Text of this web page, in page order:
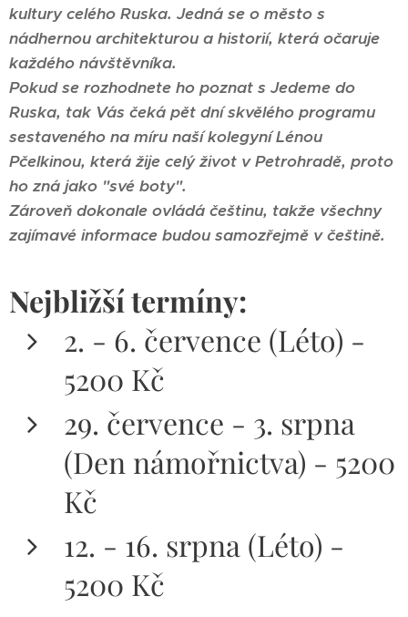
kultury celého Ruska. Jedná se o město s
nádhernou architekturou a historií, která očaruje
každého návštěvníka.
Pokud se rozhodnete ho poznat s Jedeme do
Ruska, tak Vás čeká pět dní skvělého programu
sestaveného na míru naší kolegyní Lénou
Pčelkinou, která žije celý život v Petrohradě, proto
ho zná jako "své boty".
Zároveň dokonale ovládá češtinu, takže všechny
zajímavé informace budou samozřejmě v češtině.
Nejbližší termíny:
2. - 6. července (Léto) -
5200 Kč
29. července - 3. srpna
(Den námořnictva) - 5200
Kč
12. - 16. srpna (Léto) -
5200 Kč